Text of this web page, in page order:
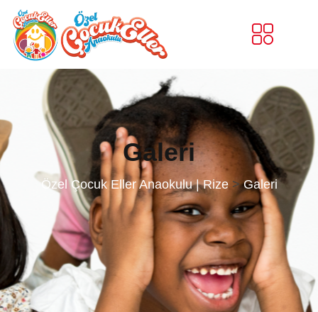
Galeri
Özel Çocuk Eller Anaokulu | Rize>Galeri